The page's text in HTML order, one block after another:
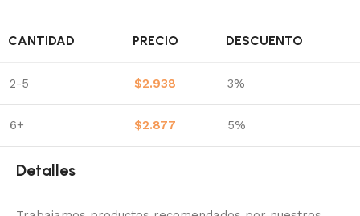
CANTIDAD PRECIO DESCUENTO
2-5 $2.938 3%
6+ $2.877 5%
Detalles